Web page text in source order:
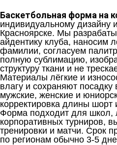
Баскетбольная форма на
индивидуальному дизайну
Красноярске. Мы
айдентику клуба, наносим
фамилии, согласуем
полную сублимацию,
структуру ткани и не
Материалы лёгкие и
влагу и сохраняют
мужские, женские и
корректировка длины шорт
Форма подходит для школ,
корпоративных турниров,
тренировки и матчи. Срок
по регионам обычно 3-5